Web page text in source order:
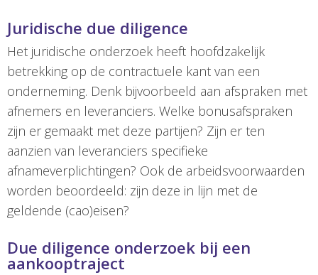
Juridische due diligence
Het juridische onderzoek heeft hoofdzakelijk
betrekking op de contractuele kant van een
onderneming. Denk bijvoorbeeld aan afspraken met
afnemers en leveranciers. Welke bonusafspraken
zijn er gemaakt met deze partijen? Zijn er ten
aanzien van leveranciers specifieke
afnameverplichtingen? Ook de arbeidsvoorwaarden
worden beoordeeld: zijn deze in lijn met de
geldende (cao)eisen?
Due diligence onderzoek bij een
aankooptraject